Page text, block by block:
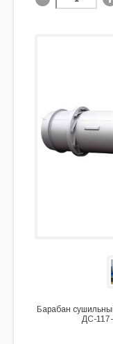
Барабан
ДС-